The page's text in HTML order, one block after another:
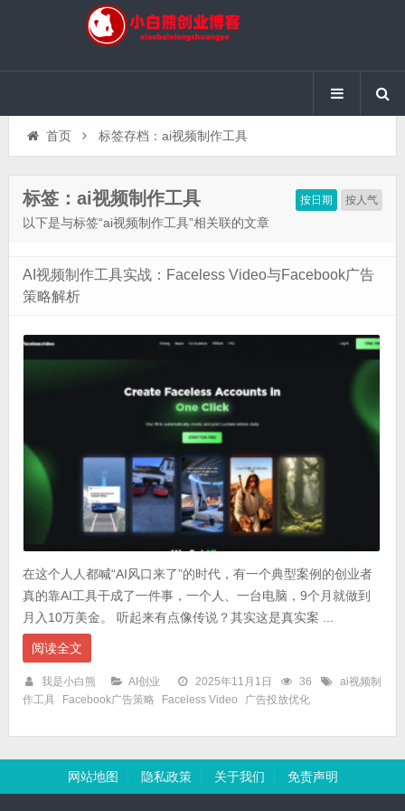
首页 标签存档：ai视频制作工具
按日期 按人气
标签：ai视频制作工具
以下是与标签“ai视频制作工具”相关联的文章
AI视频制作工具实战：Faceless Video与Facebook广告
策略解析
在这个人人都喊“AI风口来了”的时代，有一个典型案例的创业者
真的靠AI工具干成了一件事，一个人、一台电脑，9个月就做到
月入10万美金。 听起来有点像传说？其实这是真实案 ...
阅读全文
我是小白熊 AI创业 2025年11月1日 36
ai视频制
作工具
Facebook广告策略 Faceless Video 广告投放优化
网站地图 隐私政策 关于我们 免责声明